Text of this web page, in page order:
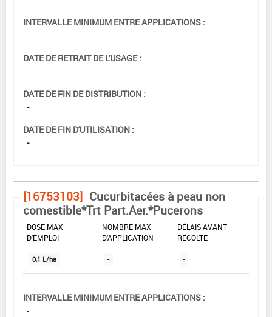
INTERVALLE MINIMUM ENTRE APPLICATIONS :
-
DATE DE RETRAIT DE L'USAGE :
-
DATE DE FIN DE DISTRIBUTION :
-
DATE DE FIN D'UTILISATION :
-
[16753103] Cucurbitacées à peau non
comestible*Trt Part.Aer.*Pucerons
DOSE MAX
D'EMPLOI
NOMBRE MAX
D'APPLICATION
DÉLAIS AVANT
RÉCOLTE
0,1 L/ha - -
INTERVALLE MINIMUM ENTRE APPLICATIONS :
-